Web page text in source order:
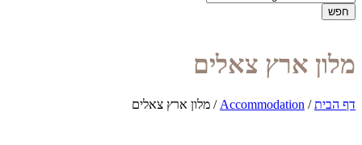
חפש
מלון ארץ צאלים
דף הבית/
Accommodation
/ מלון ארץ צאלים